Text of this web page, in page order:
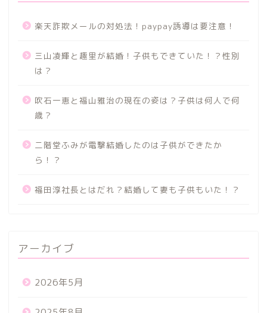
楽天詐欺メールの対処法！paypay誘導は要注意！
三山凌輝と趣里が結婚！子供もできていた！？性別
は？
吹石一恵と福山雅治の現在の姿は？子供は何人で何
歳？
二階堂ふみが電撃結婚したのは子供ができたか
ら！？
福田淳社長とはだれ？結婚して妻も子供もいた！？
アーカイブ
2026年5月